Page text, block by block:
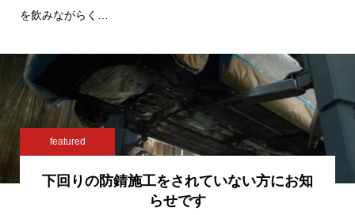
を飲みながらく…
featured
下回りの防錆施工をされていない方にお知
らせです